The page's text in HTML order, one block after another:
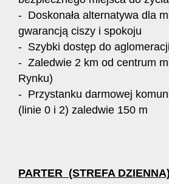
- Doskonała alternatywa dla
gwarancją ciszy i spokoju
- Szybki dostęp do
- Zaledwie 2 km od centrum
Rynku)
- Przystanku darmowej
(linie 0 i 2) zaledwie 150 m
PARTER (STREFA DZIENNA)